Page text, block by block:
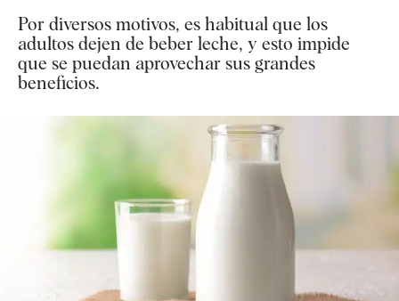
Por diversos motivos, es habitual que los
adultos dejen de beber leche, y esto impide
que se puedan aprovechar sus grandes
beneficios.